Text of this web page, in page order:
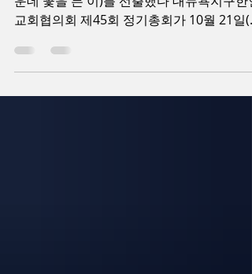
*총회 후 기념촬영. 신임회장 양민석 목사(가
교회협의회 제45회 정기총회가 10월 21일(
오전 10시에 플러싱 소재 뉴욕효신장로교회
(담임 문석호목사)에서 개최되었다. 총회에